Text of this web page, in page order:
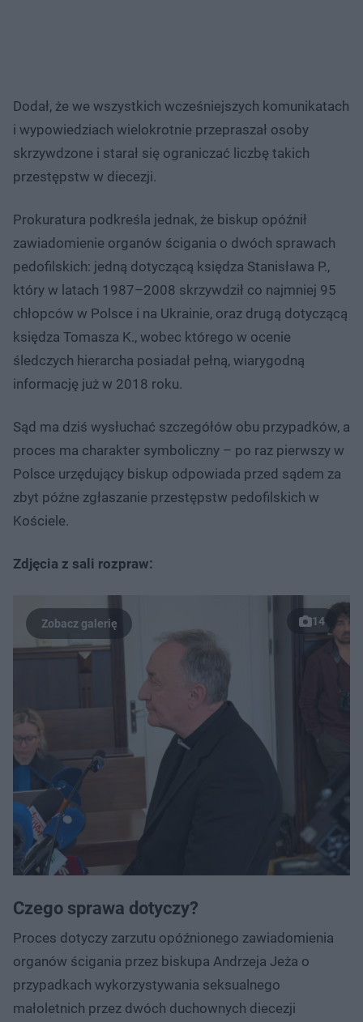
Dodał, że we wszystkich wcześniejszych komunikatach
i wypowiedziach wielokrotnie przepraszał osoby
skrzywdzone i starał się ograniczać liczbę takich
przestępstw w diecezji.
Prokuratura podkreśla jednak, że biskup opóźnił
zawiadomienie organów ścigania o dwóch sprawach
pedofilskich: jedną dotyczącą księdza Stanisława P.,
który w latach 1987–2008 skrzywdził co najmniej 95
chłopców w Polsce i na Ukrainie, oraz drugą dotyczącą
księdza Tomasza K., wobec którego w ocenie
śledczych hierarcha posiadał pełną, wiarygodną
informację już w 2018 roku.
Sąd ma dziś wysłuchać szczegółów obu przypadków, a
proces ma charakter symboliczny – po raz pierwszy w
Polsce urzędujący biskup odpowiada przed sądem za
zbyt późne zgłaszanie przestępstw pedofilskich w
Kościele.
Zdjęcia z sali rozpraw:
14
Czego sprawa dotyczy?
Proces dotyczy zarzutu opóźnionego zawiadomienia
organów ścigania przez biskupa Andrzeja Jeża o
przypadkach wykorzystywania seksualnego
małoletnich przez dwóch duchownych diecezji